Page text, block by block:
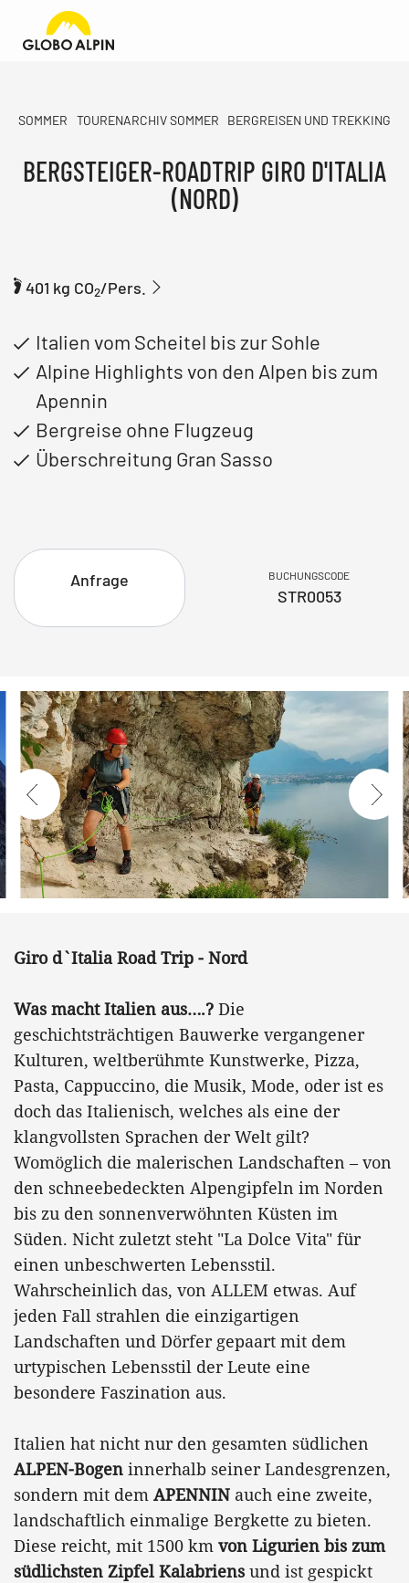
SOMMER TOURENARCHIV SOMMER BERGREISEN UND TREKKING
BERGSTEIGER-ROADTRIP GIRO D'ITALIA
(NORD)
401 kg CO2/Pers.
Italien vom Scheitel bis zur Sohle
Alpine Highlights von den Alpen bis zum
Apennin
Bergreise ohne Flugzeug
Überschreitung Gran Sasso
Anfrage BUCHUNGSCODE
STR0053
Giro d`Italia Road Trip - Nord
Was macht Italien aus….? Die
geschichtsträchtigen Bauwerke vergangener
Kulturen, weltberühmte Kunstwerke, Pizza,
Pasta, Cappuccino, die Musik, Mode, oder ist es
doch das Italienisch, welches als eine der
klangvollsten Sprachen der Welt gilt?
Womöglich die malerischen Landschaften – von
den schneebedeckten Alpengipfeln im Norden
bis zu den sonnenverwöhnten Küsten im
Süden. Nicht zuletzt steht "La Dolce Vita" für
einen unbeschwerten Lebensstil.
Wahrscheinlich das, von ALLEM etwas. Auf
jeden Fall strahlen die einzigartigen
Landschaften und Dörfer gepaart mit dem
urtypischen Lebensstil der Leute eine
besondere Faszination aus.
Italien hat nicht nur den gesamten südlichen
ALPEN-Bogen innerhalb seiner Landesgrenzen,
sondern mit dem APENNIN auch eine zweite,
landschaftlich einmalige Bergkette zu bieten.
Diese reicht, mit 1500 km von Ligurien bis zum
südlichsten Zipfel Kalabriens und ist gespickt